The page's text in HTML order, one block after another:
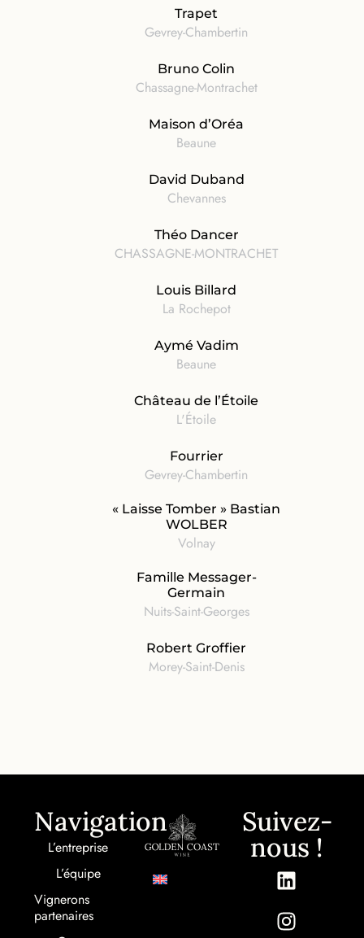
Trapet
Gevrey-Chambertin
Bruno Colin
Chassagne-Montrachet
Maison d’Oréa
Beaune
David Duband
Chevannes
Théo Dancer
CHASSAGNE-MONTRACHET
Louis Billard
La Rochepot
Aymé Vadim
Beaune
Château de l’Étoile
L'Étoile
Fourrier
Gevrey-Chambertin
« Laisse Tomber » Bastian
WOLBER
Volnay
Famille Messager-
Germain
Nuits-Saint-Georges
Robert Groffier
Morey-Saint-Denis
Navigation
L’entreprise
L’équipe
Vignerons
partenaires
Suivez-
nous !